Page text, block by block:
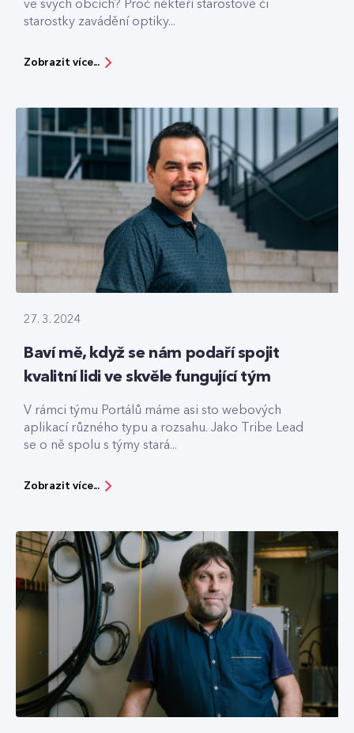
ve svých obcích? Proč někteří starostové či
starostky zavádění optiky...
Zobrazit více...
27. 3. 2024
Baví mě, když se nám podaří spojit
kvalitní lidi ve skvěle fungující tým
V rámci týmu Portálů máme asi sto webových
aplikací různého typu a rozsahu. Jako Tribe Lead
se o ně spolu s týmy stará...
Zobrazit více...